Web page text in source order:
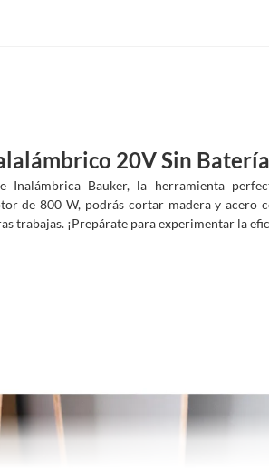
20V Sin Batería
Inalámbrica Bauker, la herramienta
de 800 W, podrás cortar madera y acero
trabajas. ¡Prepárate para experimentar la